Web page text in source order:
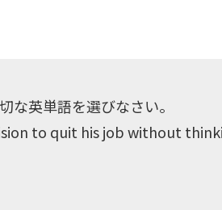
な英単語を選びなさい。
to quit his job without